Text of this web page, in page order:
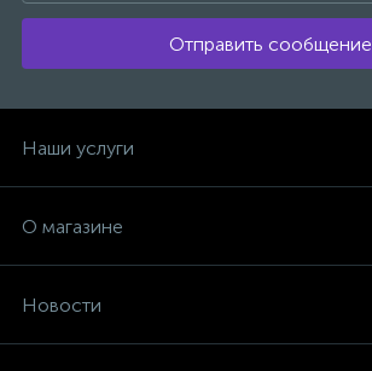
Отправить сообщение
Наши услуги
О магазине
Новости